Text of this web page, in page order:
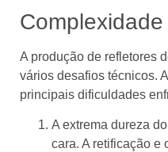
A produção de refletores
vários desafios técnicos.
principais dificuldades
A extrema dureza
cara. A retificação e